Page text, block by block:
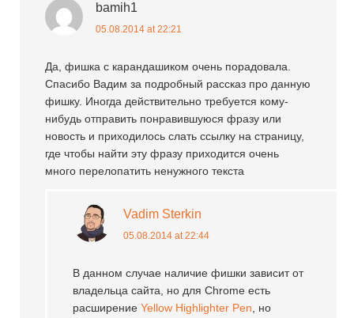
bamih1
05.08.2014 at 22:21
Да, фишка с карандашиком очень порадовала.
Спасибо Вадим за подробный рассказ про данную
фишку. Иногда действительно требуется кому-
нибудь отправить понравившуюся фразу или
новость и приходилось слать ссылку на страницу,
где чтобы найти эту фразу приходится очень
много перелопатить ненужного текста
Vadim Sterkin
05.08.2014 at 22:44
В данном случае наличие фишки зависит от
владельца сайта, но для Chrome есть
расширениеYellow Highlighter Pen, но